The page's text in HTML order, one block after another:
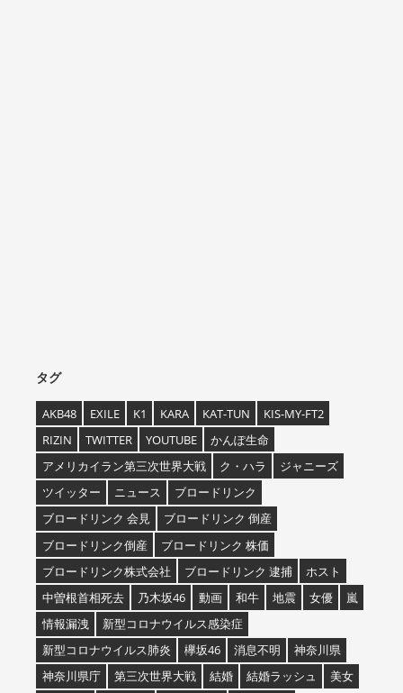
タグ
AKB48 EXILE K1 KARA KAT-TUN
KIS-MY-FT2
RIZIN
TWITTER YOUTUBE
かんぽ生命
アメリカイラン第三次世界大戦
ク・ハラ
ジャニーズ
ツイッター
ニュース
ブロードリンク
ブロードリンク 会見
ブロードリンク 倒産
ブロードリンク倒産
ブロードリンク 株価
ブロードリンク株式会社
ブロードリンク 逮捕
ホスト
中曽根首相死去
乃木坂46 動画 和牛 地震 女優
嵐
情報漏洩
新型コロナウイルス感染症
新型コロナウイルス肺炎
欅坂46 消息不明
神奈川県
神奈川県庁
第三次世界大戦 結婚 結婚ラッシュ
美女